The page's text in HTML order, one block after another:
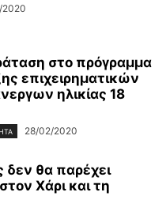
2020
στο πρόγραμμα
επιχειρηματικών
ηλικίας 18
28/02/2020
θα παρέχει
Χάρι και τη